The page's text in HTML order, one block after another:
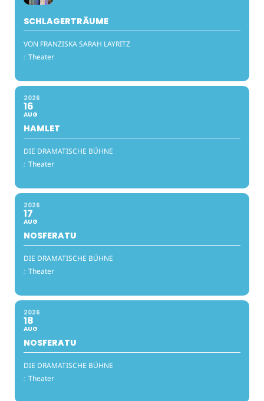
SCHLAGERTRÄUME
VON FRANZISKA SARAH LAYRITZ
: Theater
2026
16
AUG
HAMLET
DIE DRAMATISCHE BÜHNE
: Theater
2026
17
AUG
NOSFERATU
DIE DRAMATISCHE BÜHNE
: Theater
2026
18
AUG
NOSFERATU
DIE DRAMATISCHE BÜHNE
: Theater